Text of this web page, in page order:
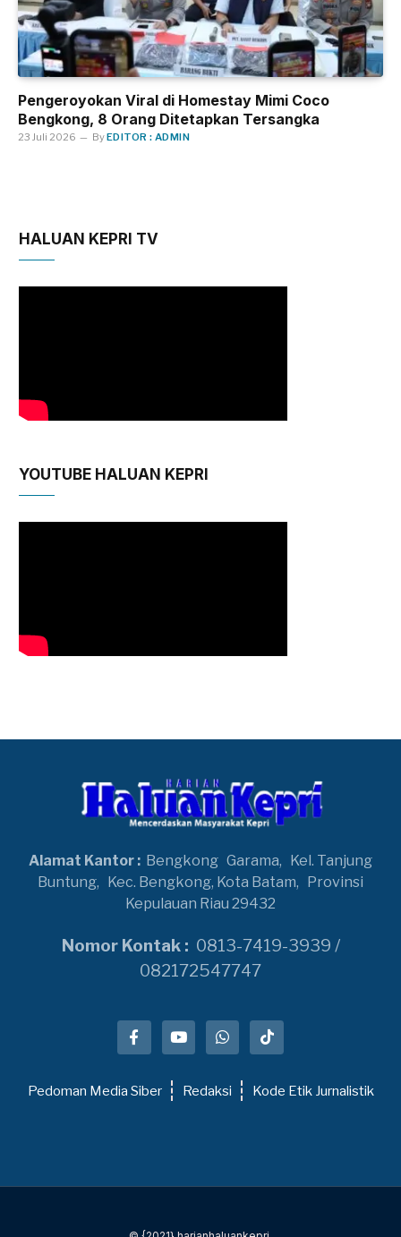
Pengeroyokan Viral di Homestay Mimi Coco
Bengkong, 8 Orang Ditetapkan Tersangka
23 Juli 2026 ByEDITOR : ADMIN
HALUAN KEPRI TV
YOUTUBE HALUAN KEPRI
Alamat Kantor : Bengkong Garama,
Kel. Tanjung
Buntung,
Kec. Bengkong, Kota Batam,
Provinsi
Kepulauan Riau 29432
Nomor Kontak : 0813-7419-3939 /
082172547747
Pedoman Media Siber Redaksi Kode Etik Jurnalistik